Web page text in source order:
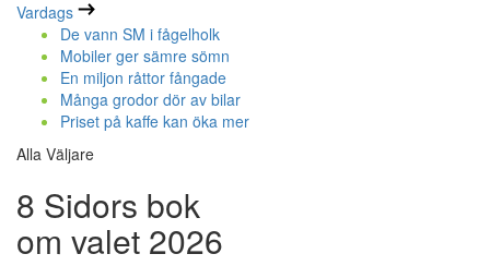
Vardags
De vann SM i fågelholk
Mobiler ger sämre sömn
En miljon råttor fångade
Många grodor dör av bilar
Priset på kaffe kan öka mer
Alla Väljare
8 Sidors bok
om valet 2026